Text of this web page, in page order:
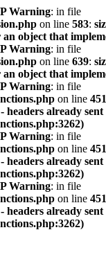
Warning: in file
on line 583:
object that
Warning: in file
on line 639:
object that
Warning: in file
on line
headers already
Warning: in file
on line
headers already
Warning: in file
on line
headers already